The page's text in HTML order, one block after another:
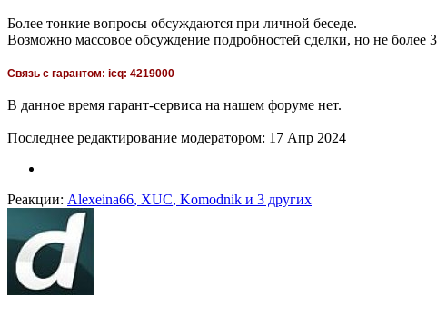
Более тонкие вопросы обсуждаются при личной беседе.
Возможно массовое обсуждение подробностей сделки, но не более
Связь с гарантом: icq: 4219000
В данное время гарант-сервиса на нашем форуме нет.
Последнее редактирование модератором: 17 Апр 2024
Реакции: Alexeina66, XUC, Komodnik и 3 других